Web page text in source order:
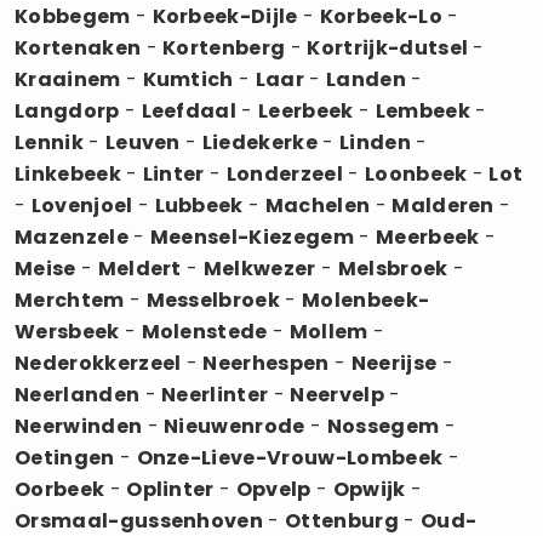
Kobbegem - Korbeek-Dijle - Korbeek-Lo -
Kortenaken - Kortenberg - Kortrijk-dutsel -
Kraainem - Kumtich - Laar - Landen -
Langdorp - Leefdaal - Leerbeek - Lembeek-
Lennik- Leuven - Liedekerke- Linden -
Linkebeek- Linter - Londerzeel - Loonbeek - Lot
- Lovenjoel - Lubbeek - Machelen - Malderen -
Mazenzele- Meensel-Kiezegem- Meerbeek -
Meise - Meldert - Melkwezer - Melsbroek -
Merchtem - Messelbroek - Molenbeek-
Wersbeek - Molenstede - Mollem -
Nederokkerzeel - Neerhespen - Neerijse -
Neerlanden - Neerlinter - Neervelp-
Neerwinden - Nieuwenrode - Nossegem -
Oetingen - Onze-Lieve-Vrouw-Lombeek -
Oorbeek - Oplinter - Opvelp - Opwijk -
Orsmaal-gussenhoven - Ottenburg - Oud-